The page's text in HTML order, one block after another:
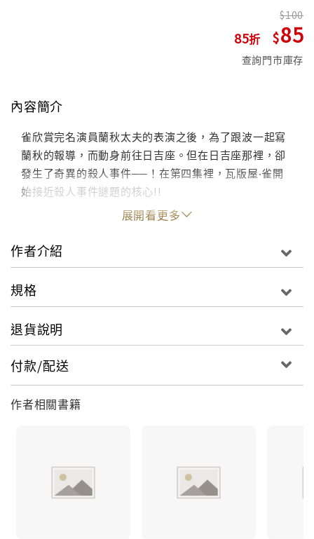
85
100
85
查詢門市庫存
內容簡介
雀欣賞完名演員蘭秋太夫的表演之後，為了跟波一起寫
蘭秋的報導，而動身前往日吉座。但在日吉座那裡，卻
發生了奇異的殺人事件──！在第四集裡，瓦版屋‧雀開
始接近殺人事件謎題的核心!!
展開看更多
作者介紹
規格
退貨說明
付款/配送
作者相關書籍